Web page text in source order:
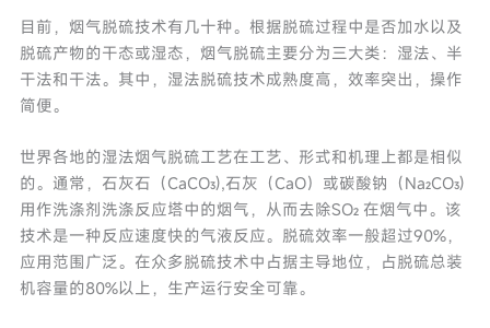
目前，烟气脱硫技术有几十种。根据脱硫过程中是否加水以及
脱硫产物的干态或湿态，烟气脱硫主要分为三大类：湿法、半
干法和干法。其中，湿法脱硫技术成熟度高，效率突出，操作
简便。
世界各地的湿法烟气脱硫工艺在工艺、形式和机理上都是相似
的。通常，石灰石（CaCO₃),石灰（CaO）或碳酸钠（Na₂CO₃)
用作洗涤剂洗涤反应塔中的烟气，从而去除SO₂ 在烟气中。该
技术是一种反应速度快的气液反应。脱硫效率一般超过90%，
应用范围广泛。在众多脱硫技术中占据主导地位，占脱硫总装
机容量的80%以上，生产运行安全可靠。